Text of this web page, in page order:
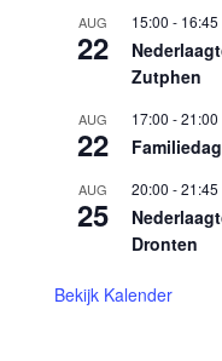
AUG
22
15:00 - 16:45
Zutphen
AUG
22
17:00 -21:00
Familiedag
AUG
25
20:00 -21:45
Dronten
Bekijk Kalender